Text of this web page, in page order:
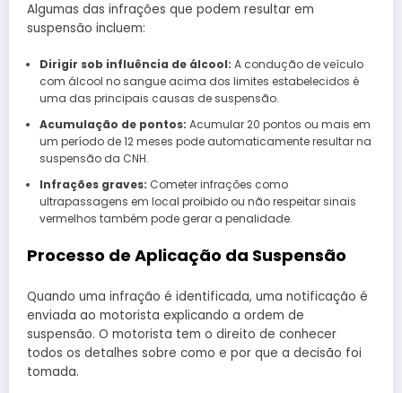
Algumas das infrações que podem resultar em
suspensão incluem:
Dirigir sob influência de álcool: A condução de veículo
com álcool no sangue acima dos limites estabelecidos é
uma das principais causas de suspensão.
Acumulação de pontos: Acumular 20 pontos ou mais em
um período de 12 meses pode automaticamente resultar na
suspensão da CNH.
Infrações graves: Cometer infrações como
ultrapassagens em local proibido ou não respeitar sinais
vermelhos também pode gerar a penalidade.
Processo de Aplicação da Suspensão
Quando uma infração é identificada, uma notificação é
enviada ao motorista explicando a ordem de
suspensão. O motorista tem o direito de conhecer
todos os detalhes sobre como e por que a decisão foi
tomada.